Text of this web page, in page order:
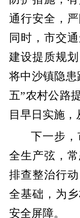
通行安全，
同时，市交
建设提质规
将中沙镇隐
五”农村公路
目早日实施，
下一步
全生产弦，
排查整治行
全基础，为
安全屏障。